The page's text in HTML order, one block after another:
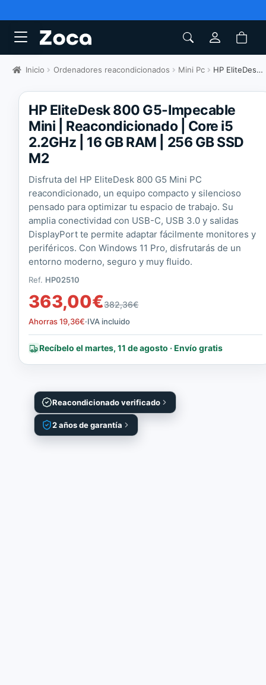
Inicio Ordenadores reacondicionados Mini Pc HP EliteDesk 800 G5-Impecable Mini
Reacondicionado verificado
2 años de garantía
HP EliteDesk 800 G5-Impecable
Mini | Reacondicionado | Core i5
2.2GHz | 16 GB RAM | 256 GB SSD
M2
Disfruta del HP EliteDesk 800 G5 Mini PC
reacondicionado, un equipo compacto y silencioso
pensado para optimizar tu espacio de trabajo. Su
amplia conectividad con USB-C, USB 3.0 y salidas
DisplayPort te permite adaptar fácilmente monitores y
periféricos. Con Windows 11 Pro, disfrutarás de un
entorno moderno, seguro y muy fluido.
Ref. HP02510
363,00€382,36€
Ahorras19,36€·IVA incluido
Recíbelo el martes, 11 de agosto · Envío gratis